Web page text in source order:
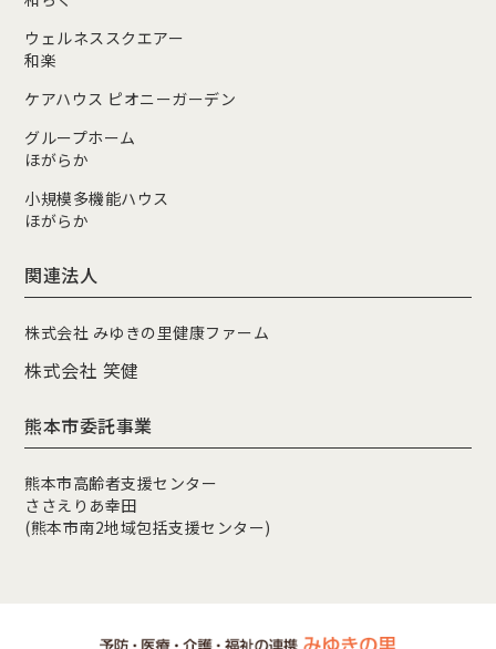
ウェルネススクエアー
和楽
ケアハウス ピオニーガーデン
グループホーム
ほがらか
小規模多機能ハウス
ほがらか
関連法人
株式会社 みゆきの里健康ファーム
株式会社 笑健
熊本市委託事業
熊本市高齢者支援センター
ささえりあ幸田
(熊本市南2地域包括支援センター)